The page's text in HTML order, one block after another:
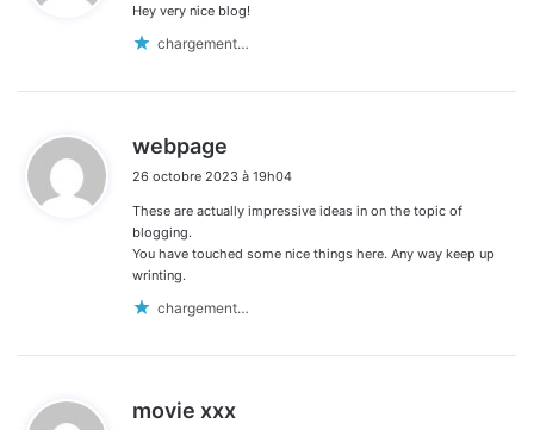
Hey very nice blog!
chargement…
webpage
t
26 octobre 2023 à 19h04
These are actually impressive ideas in on the topic of
blogging.
You have touched some nice things here. Any way keep up
wrinting.
chargement…
movie xxx